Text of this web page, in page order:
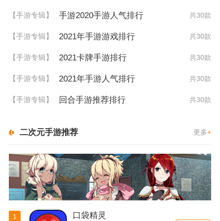
【手游专辑】 手游2020手游人气排行 共30款
【手游专辑】 2021年手游游戏排行 共30款
【手游专辑】 2021卡牌手游排行 共30款
【手游专辑】 2021年手游人气排行 共30款
【手游专辑】 回合手游推荐排行 共30款
二次元手游推荐 更多+
1 口袋精灵